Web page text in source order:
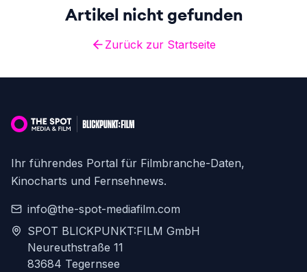
Artikel nicht gefunden
Zurück zur Startseite
Ihr führendes Portal für Filmbranche-Daten,
Kinocharts und Fernsehnews.
info@the-spot-mediafilm.com
SPOT BLICKPUNKT:FILM GmbH
Neureuthstraße 11
83684 Tegernsee